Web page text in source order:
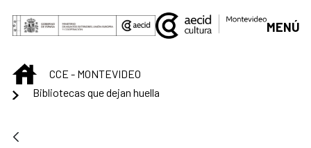
Saltar al contenido principal
MENÚ
INICIOCCE - MONTEVIDEO
Bibliotecas que dejan huella